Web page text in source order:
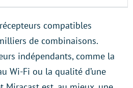
compatibles
de combinaisons.
indépendants, comme la
Wi-Fi ou la qualité d’une